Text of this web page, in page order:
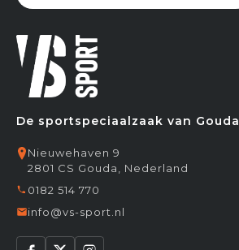
De sportspeciaalzaak van Gouda
Nieuwehaven 9
2801 CS Gouda, Nederland
0182 514 770
info@vs-sport.nl